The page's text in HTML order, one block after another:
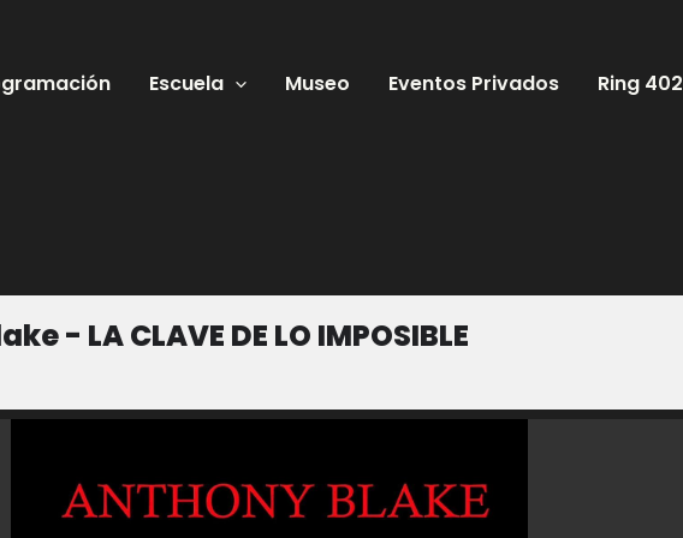
Escuela Museo Eventos Privados Ring 402
- LA CLAVE DE LO IMPOSIBLE